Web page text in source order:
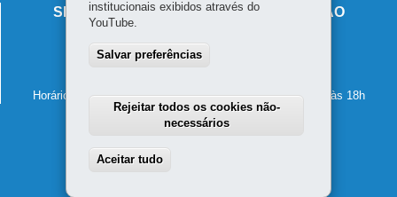
SECRETARIA DE ESTADO DA EDUCAÇÃO
80610-011-Curitiba
Horário de atendimento: de segunda a sexta-feira, das 8h às 18h
institucionais exibidos através do
YouTube.
Salvar preferências
Rejeitar todos os cookies não-
necessários
Aceitar tudo